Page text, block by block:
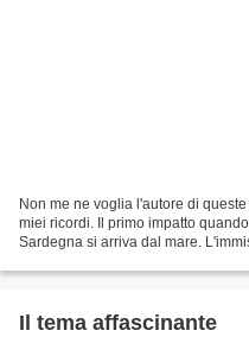
Non me ne voglia l'autore di
miei ricordi. Il primo impatto
Sardegna si arriva dal mare.
Il tema affascinante